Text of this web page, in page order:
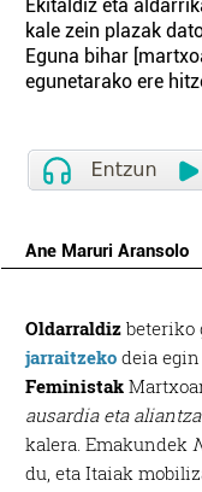
Ekitaldiz eta
kale zein plazak
Eguna bihar
egunetarako ere
Ane Maruri Aransolo
Oldarraldiz beteriko
jarraitzeko deia
Feministak
ausardia eta
kalera. Emakundek
du, eta Itaiak